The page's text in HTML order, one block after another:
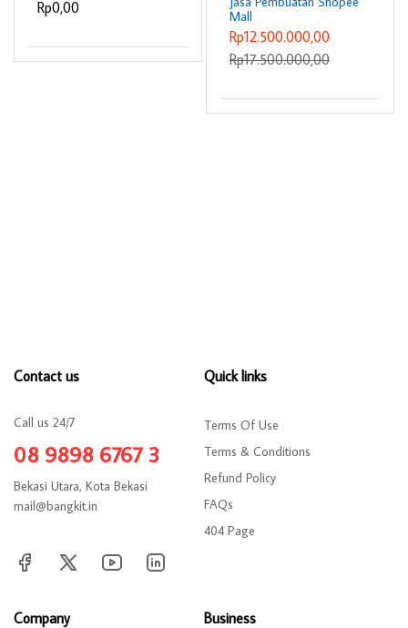
Rp0,00
Mall
Rp12.500.000,00
Rp17.500.000,00
Contact us
Call us 24/7
08 9898 6767 3
Bekasi Utara, Kota Bekasi
mail@bangkit.in
Quick links
Terms Of Use
Terms & Conditions
Refund Policy
FAQs
404 Page
Company Business